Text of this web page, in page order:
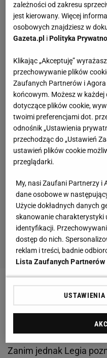
Zobacz wideoPotęgi
Walukiewicza. "Takich
Zanim jednak Legia
zależności od zakresu
jest kierowany. Więcej
osobowych znajdziesz w
Gazeta.pl iPolityka
Klikając „Akceptuję”
przechowywanie plików
Zaufanych Partnerów i
końcowym. Możesz w
dotyczące plików cookie,
twoimi preferencjami dot.
odnośnik „Ustawienia
przechodząc do „Ustawień
ustawień plików cookie
przeglądarki.
My, nasi Zaufani Partnerzy i
dane osobowe w
Użycie dokładnych danych
skanowanie charakterystyki
identyfikacji.
dostęp do nich.
reklam i treści, badnie
Lista Zaufanych Partnerów
USTAWIENIA